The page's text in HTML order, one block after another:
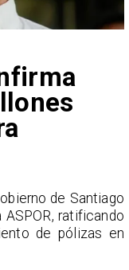
de Santiago
ratificando
de pólizas en